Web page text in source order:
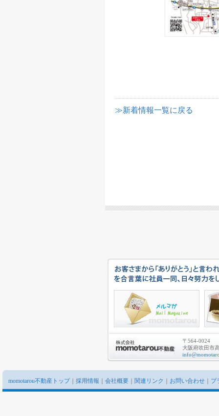
≫新着情報一覧に戻る
〒564-0024
大阪府吹田市
momotarou不動産トップ｜ 採用情報 会社概要 関連リンク お問い合わせ プ